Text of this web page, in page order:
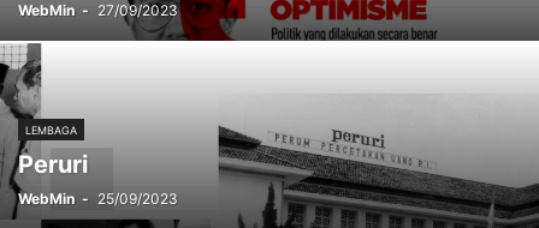
WebMin - 27/09/2023
LEMBAGA
Peruri
WebMin - 25/09/2023